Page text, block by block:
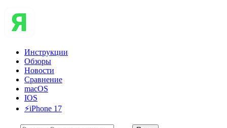
Инструкции
Обзоры
Новости
Сравнение
macOS
IOS
⚡️iPhone 17